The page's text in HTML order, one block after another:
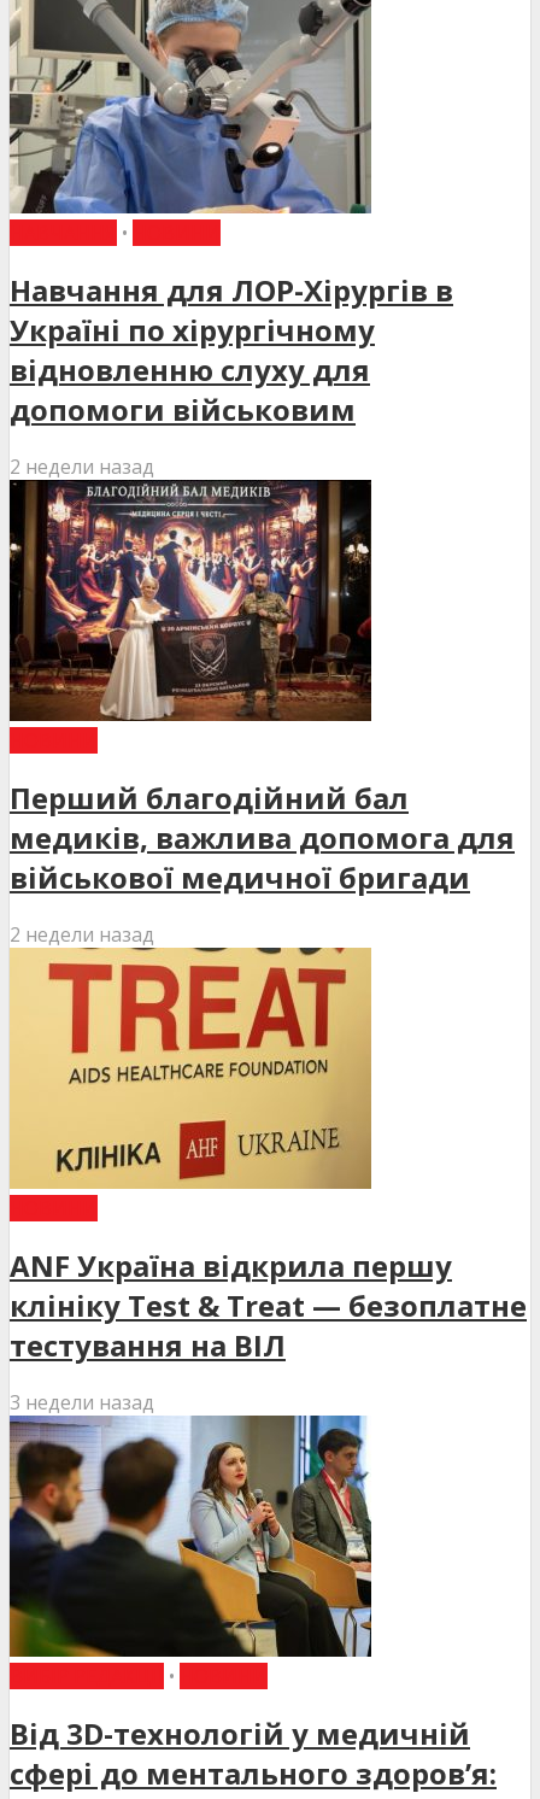
•
Навчання для ЛОР-Хірургів в
Україні по хірургічному
відновленню слуху для
допомоги військовим
2 недели назад
Перший благодійний бал
медиків, важлива допомога для
військової медичної бригади
2 недели назад
ANF Україна відкрила першу
клініку Test & Treat — безоплатне
тестування на ВІЛ
3 недели назад
•
Від 3D-технологій у медичній
сфері до ментального здоров’я: